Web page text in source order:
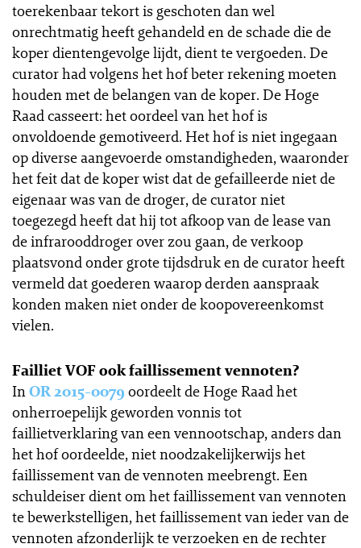
toerekenbaar tekort is geschoten dan wel
onrechtmatig heeft gehandeld en de schade die de
koper dientengevolge lijdt, dient te vergoeden. De
curator had volgens het hof beter rekening moeten
houden met de belangen van de koper. De Hoge
Raad casseert: het oordeel van het hof is
onvoldoende gemotiveerd. Het hof is niet ingegaan
op diverse aangevoerde omstandigheden, waaronder
het feit dat de koper wist dat de gefailleerde niet de
eigenaar was van de droger, de curator niet
toegezegd heeft dat hij tot afkoop van de lease van
de infrarooddroger over zou gaan, de verkoop
plaatsvond onder grote tijdsdruk en de curator heeft
vermeld dat goederen waarop derden aanspraak
konden maken niet onder de koopovereenkomst
vielen.
Failliet VOF ook faillissement vennoten?
InOR 2015-0079 oordeelt de Hoge Raad het
onherroepelijk geworden vonnis tot
faillietverklaring van een vennootschap, anders dan
het hof oordeelde, niet noodzakelijkerwijs het
faillissement van de vennoten meebrengt. Een
schuldeiser dient om het faillissement van vennoten
te bewerkstelligen, het faillissement van ieder van de
vennoten afzonderlijk te verzoeken en de rechter